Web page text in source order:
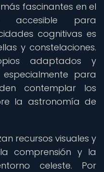
fascinantes en el
accesible para
cognitivas es
y constelaciones.
adaptados y
para
contemplar los
la astronomía de
recursos visuales y
comprensión y la
celeste. Por